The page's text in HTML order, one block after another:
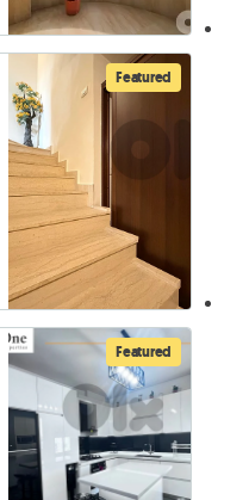
Featured
Featured